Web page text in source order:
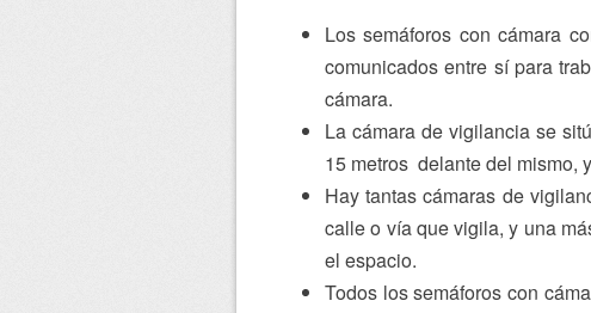
Los semáforos con cámara
comunicados entre sí para
cámara.
La cámara de vigilancia se
15 metros delante del mismo,
Hay tantas cámaras de
calle o vía que vigila, y una
el espacio.
Todos los semáforos con